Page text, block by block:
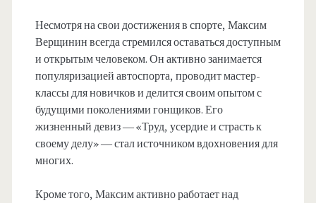
Несмотря на свои достижения в спорте, Максим
Верщинин всегда стремился оставаться доступным
и открытым человеком. Он активно занимается
популяризацией автоспорта, проводит мастер-
классы для новичков и делится своим опытом с
будущими поколениями гонщиков. Его
жизненный девиз — «Труд, усердие и страсть к
своему делу» — стал источником вдохновения для
многих.
Кроме того, Максим активно работает над